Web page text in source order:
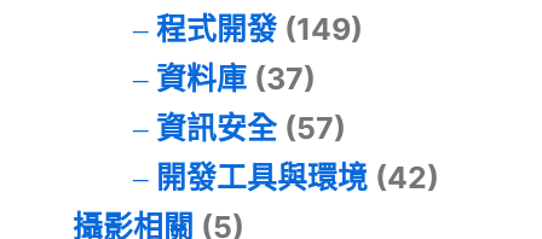
程式開發(149)
資料庫(37)
資訊安全(57)
開發工具與環境(42)
攝影相關 (5)